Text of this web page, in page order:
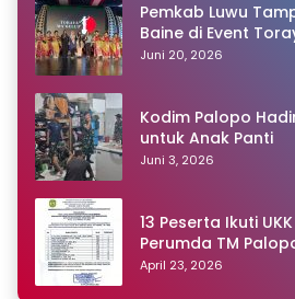
Pemkab Luwu
Baine di Event
Juni 20, 2026
Kodim Palopo
untuk Anak Panti
Juni 3, 2026
13 Peserta Ikuti
Perumda TM
Peringkat Pertama
April 23, 2026